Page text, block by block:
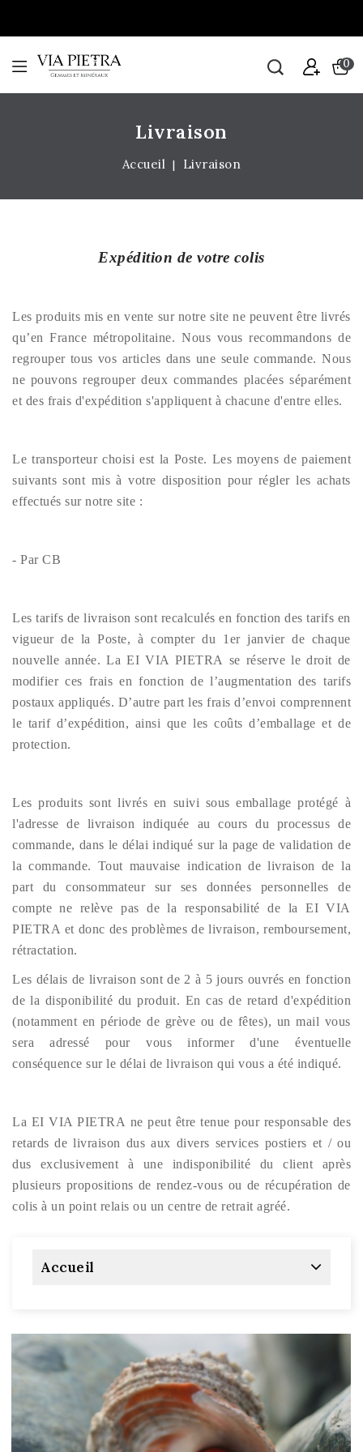
0
Livraison
Accueil Livraison
Expédition de votre colis
Les produits mis en vente sur notre site ne peuvent être livrés
qu’en France métropolitaine. Nous vous recommandons de
regrouper tous vos articles dans une seule commande. Nous
ne pouvons regrouper deux commandes placées séparément
et des frais d'expédition s'appliquent à chacune d'entre elles.
Le transporteur choisi est la Poste. Les moyens de paiement
suivants sont mis à votre disposition pour régler les achats
effectués sur notre site :
- Par CB
Les tarifs de livraison sont recalculés en fonction des tarifs en
vigueur de la Poste, à compter du 1er janvier de chaque
nouvelle année. La EI VIA PIETRA se réserve le droit de
modifier ces frais en fonction de l’augmentation des tarifs
postaux appliqués. D’autre part les frais d’envoi comprennent
le tarif d’expédition, ainsi que les coûts d’emballage et de
protection.
Les produits sont livrés en suivi sous emballage protégé à
l'adresse de livraison indiquée au cours du processus de
commande, dans le délai indiqué sur la page de validation de
la commande. Tout mauvaise indication de livraison de la
part du consommateur sur ses données personnelles de
compte ne relève pas de la responsabilité de la EI VIA
PIETRA et donc des problèmes de livraison, remboursement,
rétractation.
Les délais de livraison sont de 2 à 5 jours ouvrés en fonction
de la disponibilité du produit. En cas de retard d'expédition
(notamment en période de grève ou de fêtes), un mail vous
sera adressé pour vous informer d'une éventuelle
conséquence sur le délai de livraison qui vous a été indiqué.
La EI VIA PIETRA ne peut être tenue pour responsable des
retards de livraison dus aux divers services postiers et / ou
dus exclusivement à une indisponibilité du client après
plusieurs propositions de rendez-vous ou de récupération de
colis à un point relais ou un centre de retrait agréé.
Accueil